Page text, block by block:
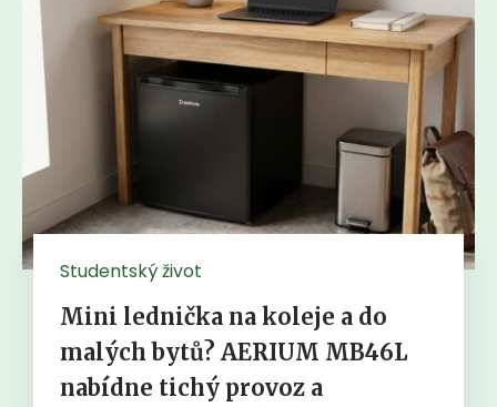
Studentský život
Mini lednička na koleje a do
malých bytů? AERIUM MB46L
nabídne tichý provoz a